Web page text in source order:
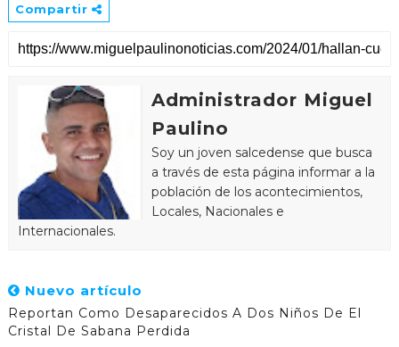
Compartir
Administrador Miguel
Paulino
Soy un joven salcedense que busca
a través de esta página informar a la
población de los acontecimientos,
Locales, Nacionales e
Internacionales.
Nuevo artículo
Reportan Como Desaparecidos A Dos Niños De El
Cristal De Sabana Perdida